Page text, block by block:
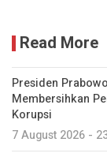
Read More
Presiden
Membersihkan
Korupsi
7 August 2026 -